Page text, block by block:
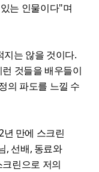
는 인물이다"며
는 않을 것이다.
것들을 배우들이
의 파도를 느낄 수
만에 스크린
, 선배, 동료와
린으로 저의